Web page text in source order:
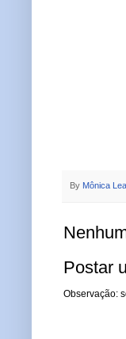
By Mônica
Postar
Observação: